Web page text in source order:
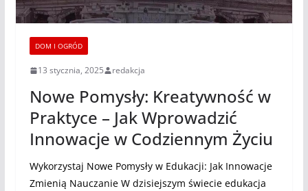
DOM I OGRÓD
13 stycznia, 2025 redakcja
Nowe Pomysły: Kreatywność w
Praktyce – Jak Wprowadzić
Innowacje w Codziennym Życiu
Wykorzystaj Nowe Pomysły w Edukacji: Jak Innowacje
Zmienią Nauczanie W dzisiejszym świecie edukacja